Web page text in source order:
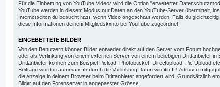
Für die Einbettung von YouTube Videos wird die Option "erweiterter
YouTube werden in diesem Modus nur Daten an den YouTube-Server übermittelt,
Internetseiten du besucht hast, wenn Video angeschaut werden. Falls du
diese Informationen deinem Mitgliedskonto bei YouTube zugeordnet.
EINGEBETTETE BILDER
Von den Benutzern können Bilder entweder direkt auf den Server vom Forum
oder als Verlinkung von einem externen Server von einem beliebigen Drittanbieter in
Drittanbieter können zum Beispiel Picload, Photobucket, Directupload, Pic-Upload
Beiträge werden automatisch durch die Verlinkung Daten wie die IP-Adresse
die Anzeige in deinem Browser beim Drittanbieter angefordert wird. Grundsätzlich
Bilder auf den Forenserver in angepasster Grösse.